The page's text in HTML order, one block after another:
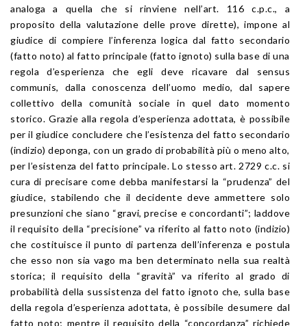
analoga a quella che si rinviene nell’art. 116 c.p.c., a
proposito della valutazione delle prove dirette), impone al
giudice di compiere l’inferenza logica dal fatto secondario
(fatto noto) al fatto principale (fatto ignoto) sulla base di una
regola d’esperienza che egli deve ricavare dal sensus
communis, dalla conoscenza dell’uomo medio, dal sapere
collettivo della comunità sociale in quel dato momento
storico. Grazie alla regola d’esperienza adottata, è possibile
per il giudice concludere che l’esistenza del fatto secondario
(indizio) deponga, con un grado di probabilità più o meno alto,
per l’esistenza del fatto principale. Lo stesso art. 2729 c.c. si
cura di precisare come debba manifestarsi la “prudenza” del
giudice, stabilendo che il decidente deve ammettere solo
presunzioni che siano “gravi, precise e concordanti”; laddove
il requisito della “precisione” va riferito al fatto noto (indizio)
che costituisce il punto di partenza dell’inferenza e postula
che esso non sia vago ma ben determinato nella sua realtà
storica; il requisito della “gravità” va riferito al grado di
probabilità della sussistenza del fatto ignoto che, sulla base
della regola d’esperienza adottata, è possibile desumere dal
fatto noto; mentre il requisito della “concordanza” richiede